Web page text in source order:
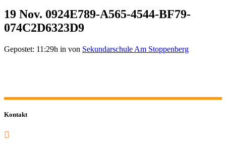
19 Nov. 0924E789-A565-4544-BF79-
074C2D6323D9
Gepostet: 11:29h in von Sekundarschule Am Stoppenberg
Kontakt